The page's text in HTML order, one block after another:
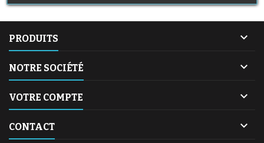
PRODUITS 
NOTRE SOCIÉTÉ 
VOTRE COMPTE 
CONTACT 